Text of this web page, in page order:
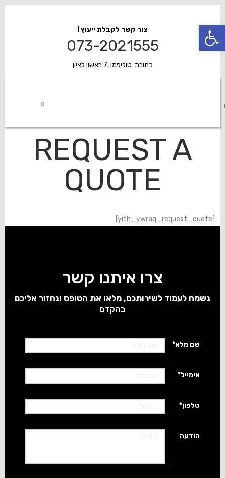
צור קשר לקבלת ייעוץ !
073-2021555
כתובת: טוליפמן ,7 ראשון לציון
0
REQUEST A
QUOTE
צרו איתנו קשר
נשמח לעמוד לשירותכם, מלאו את הטופס ונחזור אליכם
בהקדם
*שם מלא
*אימייל
*טלפון
הודעה
פתח סרגל נגישות